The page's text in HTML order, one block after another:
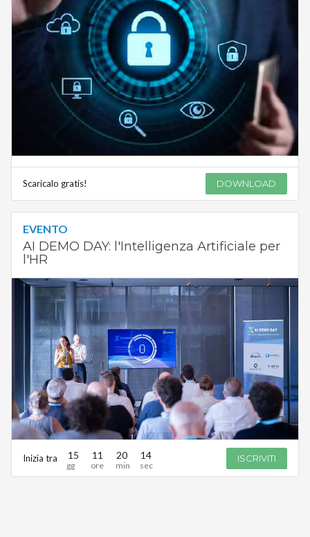
Scaricalo gratis! DOWNLOAD
EVENTO
AI DEMO DAY: l'Intelligenza Artificiale per
l'HR
Inizia tra 15 11 20 14 ISCRIVITI